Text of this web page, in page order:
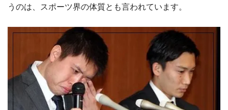
うのは、スポーツ界の体質とも言われています。